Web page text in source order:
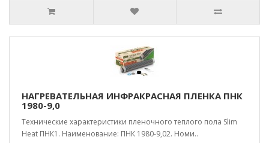
НАГРЕВАТЕЛЬНАЯ ИНФРАКРАСНАЯ ПЛЕНКА ПНК
1980-9,0
Технические характеристики пленочного теплого пола Slim
Heat ПНК1. Наименование: ПНК 1980-9,02. Номи..